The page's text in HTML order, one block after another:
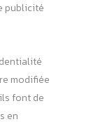
publicité
modifiée
font de
en